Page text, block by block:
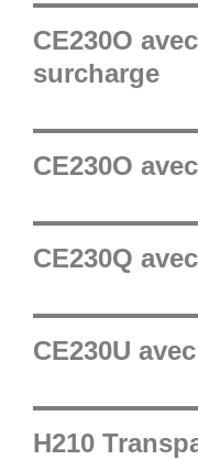
CE230O
surcharge
CE230O
CE230Q
CE230U
H210